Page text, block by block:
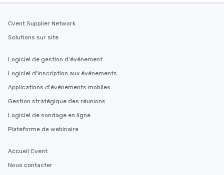
Cvent Supplier Network
Solutions sur site
Logiciel de gestion d'événement
Logiciel d'inscription aux événements
Applications d'événements mobiles
Gestion stratégique des réunions
Logiciel de sondage en ligne
Plateforme de webinaire
Accueil Cvent
Nous contacter